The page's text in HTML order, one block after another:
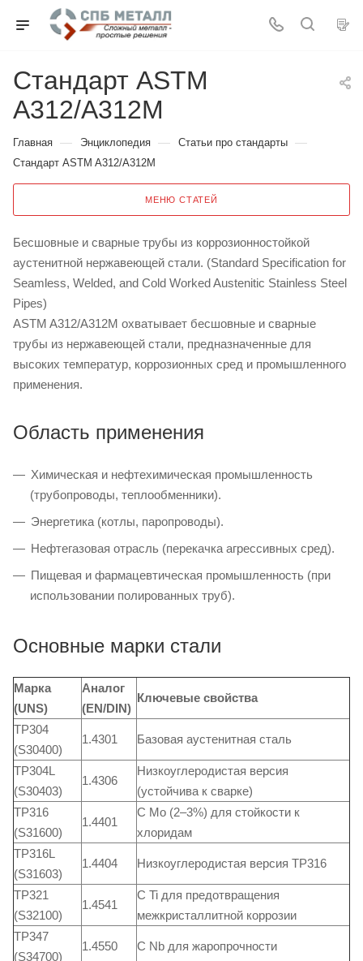
Стандарт ASTM
A312/A312M
Главная — Энциклопедия — Статьи про стандарты —
Стандарт ASTM A312/A312M
МЕНЮ СТАТЕЙ
Бесшовные и сварные трубы из коррозионностойкой
аустенитной нержавеющей стали. (Standard Specification for
Seamless, Welded, and Cold Worked Austenitic Stainless Steel
Pipes)
ASTM A312/A312M охватывает бесшовные и сварные
трубы из нержавеющей стали, предназначенные для
высоких температур, коррозионных сред и промышленного
применения.
Область применения
Химическая и нефтехимическая промышленность
(трубопроводы, теплообменники).
Энергетика (котлы, паропроводы).
Нефтегазовая отрасль (перекачка агрессивных сред).
Пищевая и фармацевтическая промышленность (при
использовании полированных труб).
Основные марки стали
Марка
(UNS)
Аналог
(EN/DIN)
Ключевые свойства
TP304
(S30400)
1.4301 Базовая аустенитная сталь
TP304L
(S30403)
1.4306
Низкоуглеродистая версия
(устойчива к сварке)
TP316
(S31600)
1.4401
С Mo (2–3%) для стойкости к
хлоридам
TP316L
(S31603)
1.4404 Низкоуглеродистая версия TP316
TP321
(S32100)
1.4541
С Ti для предотвращения
межкристаллитной коррозии
TP347
(S34700)
1.4550 С Nb для жаропрочности